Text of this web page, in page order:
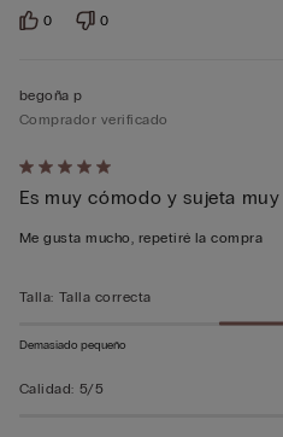
0 0
Calificación
de
5
5
begoña p
Comprador verificado
Es muy cómodo y sujeta
Me gusta mucho, repetiré la compra
Talla: Talla correcta
Demasiado pequeño
Calidad: 5/5